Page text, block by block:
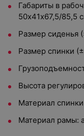
Габариты в
50х41x67,5/85,5
Размер сиденья
Размер спинки
Высота
Материал
Материал рамы: